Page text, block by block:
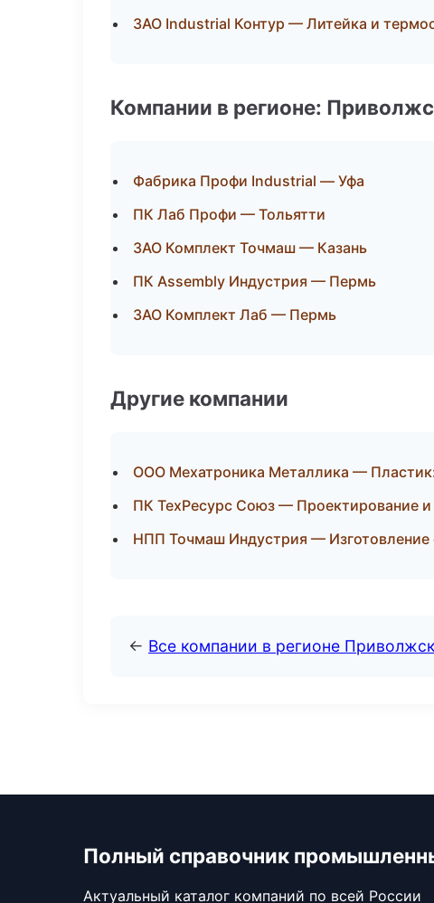
ЗАО Industrial Контур — Литейка и
Компании в регионе:
Фабрика Профи Industrial — Уфа
ПК Лаб Профи — Тольятти
ЗАО Комплект Точмаш — Казань
ПК Assembly Индустрия — Пермь
ЗАО Комплект Лаб — Пермь
Другие компании
ООО Мехатроника Металлика —
ПК ТехРесурс Союз — Проектирование и
НПП Точмаш Индустрия —
← Все компании в регионе
Полный справочник
Актуальный каталог компаний по всей России